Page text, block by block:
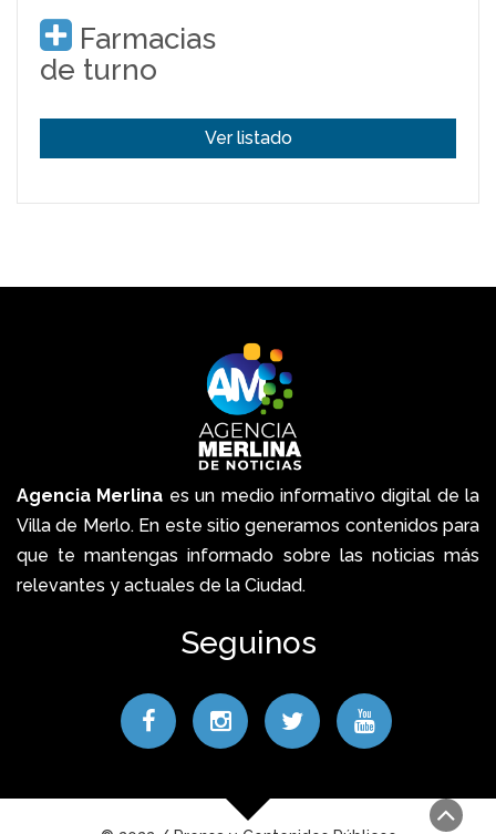
Farmacias
de turno
Ver listado
Agencia Merlina es un medio informativo digital de la
Villa de Merlo. En este sitio generamos contenidos para
que te mantengas informado sobre las noticias más
relevantes y actuales de la Ciudad.
Seguinos